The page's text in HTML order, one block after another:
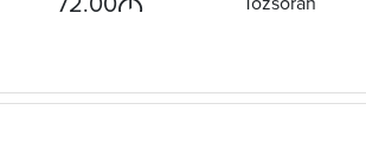
72.00 Tozsoran